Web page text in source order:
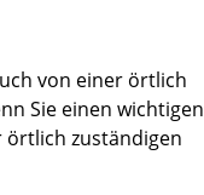
von einer örtlich
Sie einen wichtigen
örtlich zuständigen